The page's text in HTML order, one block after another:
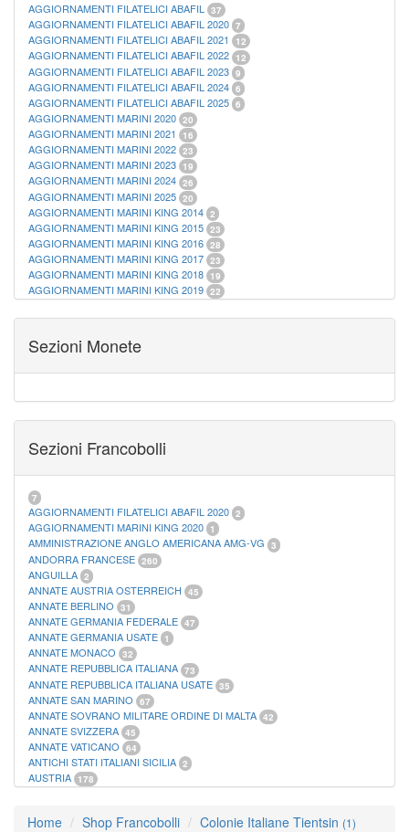
AGGIORNAMENTI FILATELICI ABAFIL 37
AGGIORNAMENTI FILATELICI ABAFIL 2020 7
AGGIORNAMENTI FILATELICI ABAFIL 2021 12
AGGIORNAMENTI FILATELICI ABAFIL 2022 12
AGGIORNAMENTI FILATELICI ABAFIL 2023 9
AGGIORNAMENTI FILATELICI ABAFIL 2024 6
AGGIORNAMENTI FILATELICI ABAFIL 2025 6
AGGIORNAMENTI MARINI 2020 20
AGGIORNAMENTI MARINI 2021 16
AGGIORNAMENTI MARINI 2022 23
AGGIORNAMENTI MARINI 2023 19
AGGIORNAMENTI MARINI 2024 26
AGGIORNAMENTI MARINI 2025 20
AGGIORNAMENTI MARINI KING 2014 2
AGGIORNAMENTI MARINI KING 2015 23
AGGIORNAMENTI MARINI KING 2016 28
AGGIORNAMENTI MARINI KING 2017 23
AGGIORNAMENTI MARINI KING 2018 19
AGGIORNAMENTI MARINI KING 2019 22
ALBUM PER CARTAMONETA 1
CARTELLE FILATELICHE MARINI
21
FOGLI FILATELICI VATICANO 37
FOGLI MARINI PERIODI SEPARATI VATICANO
MATERIALE FILATELICO MARINI 33
RACCOGLITORI XL
Sezioni Monete
Sezioni Francobolli
7
AGGIORNAMENTI FILATELICI ABAFIL 2020 2
AGGIORNAMENTI MARINI KING 2020 1
AMMINISTRAZIONE ANGLO AMERICANA AMG-VG 3
ANDORRA FRANCESE 260
ANGUILLA 2
ANNATE AUSTRIA OSTERREICH 45
ANNATE BERLINO 31
ANNATE GERMANIA FEDERALE 47
ANNATE GERMANIA USATE 1
ANNATE MONACO 32
ANNATE REPUBBLICA ITALIANA 73
ANNATE REPUBBLICA ITALIANA USATE 35
ANNATE SAN MARINO 67
ANNATE SOVRANO MILITARE ORDINE DI MALTA 42
ANNATE SVIZZERA 45
ANNATE VATICANO 64
ANTICHI STATI ITALIANI SICILIA 2
AUSTRIA 178
CASTELROSSO 10
Home Shop Francobolli Colonie Italiane Tientsin (1)